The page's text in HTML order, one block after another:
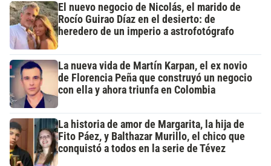
El nuevo negocio de Nicolás, el marido de
Rocío Guirao Díaz en el desierto: de
heredero de un imperio a astrofotógrafo
La nueva vida de Martín Karpan, el ex novio
de Florencia Peña que construyó un negocio
con ella y ahora triunfa en Colombia
La historia de amor de Margarita, la hija de
Fito Páez, y Balthazar Murillo, el chico que
conquistó a todos en la serie de Tévez